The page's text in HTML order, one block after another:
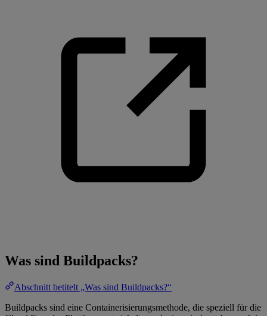
Was sind Buildpacks?
Abschnitt betitelt „Was sind Buildpacks?“
Buildpacks sind eine Containerisierungsmethode, die speziell für die